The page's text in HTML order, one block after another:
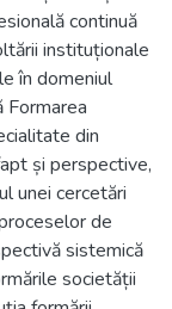
continuă
instituționale
în domeniul
Formarea
din
și perspective,
unei cercetări
de
sistemică
societății